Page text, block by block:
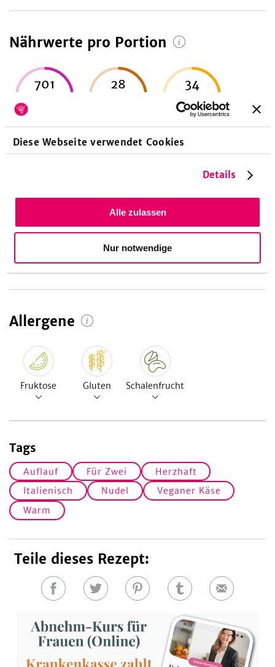
Diese Webseite verwendet Cookies
Details
Alle zulassen
Nur notwendige
Nährwerte pro Portion
701 28 34
48%
g
Kohlenhydrate
Allergene
Fruktose Gluten Schalenfrucht
Tags
Auflauf Für Zwei
Herzhaft
Italienisch
Nudel
Veganer Käse
Warm
Teile dieses Rezept:
Auf
teilen
Auf
teilen
Auf
teilen
Auf
teilen
E-